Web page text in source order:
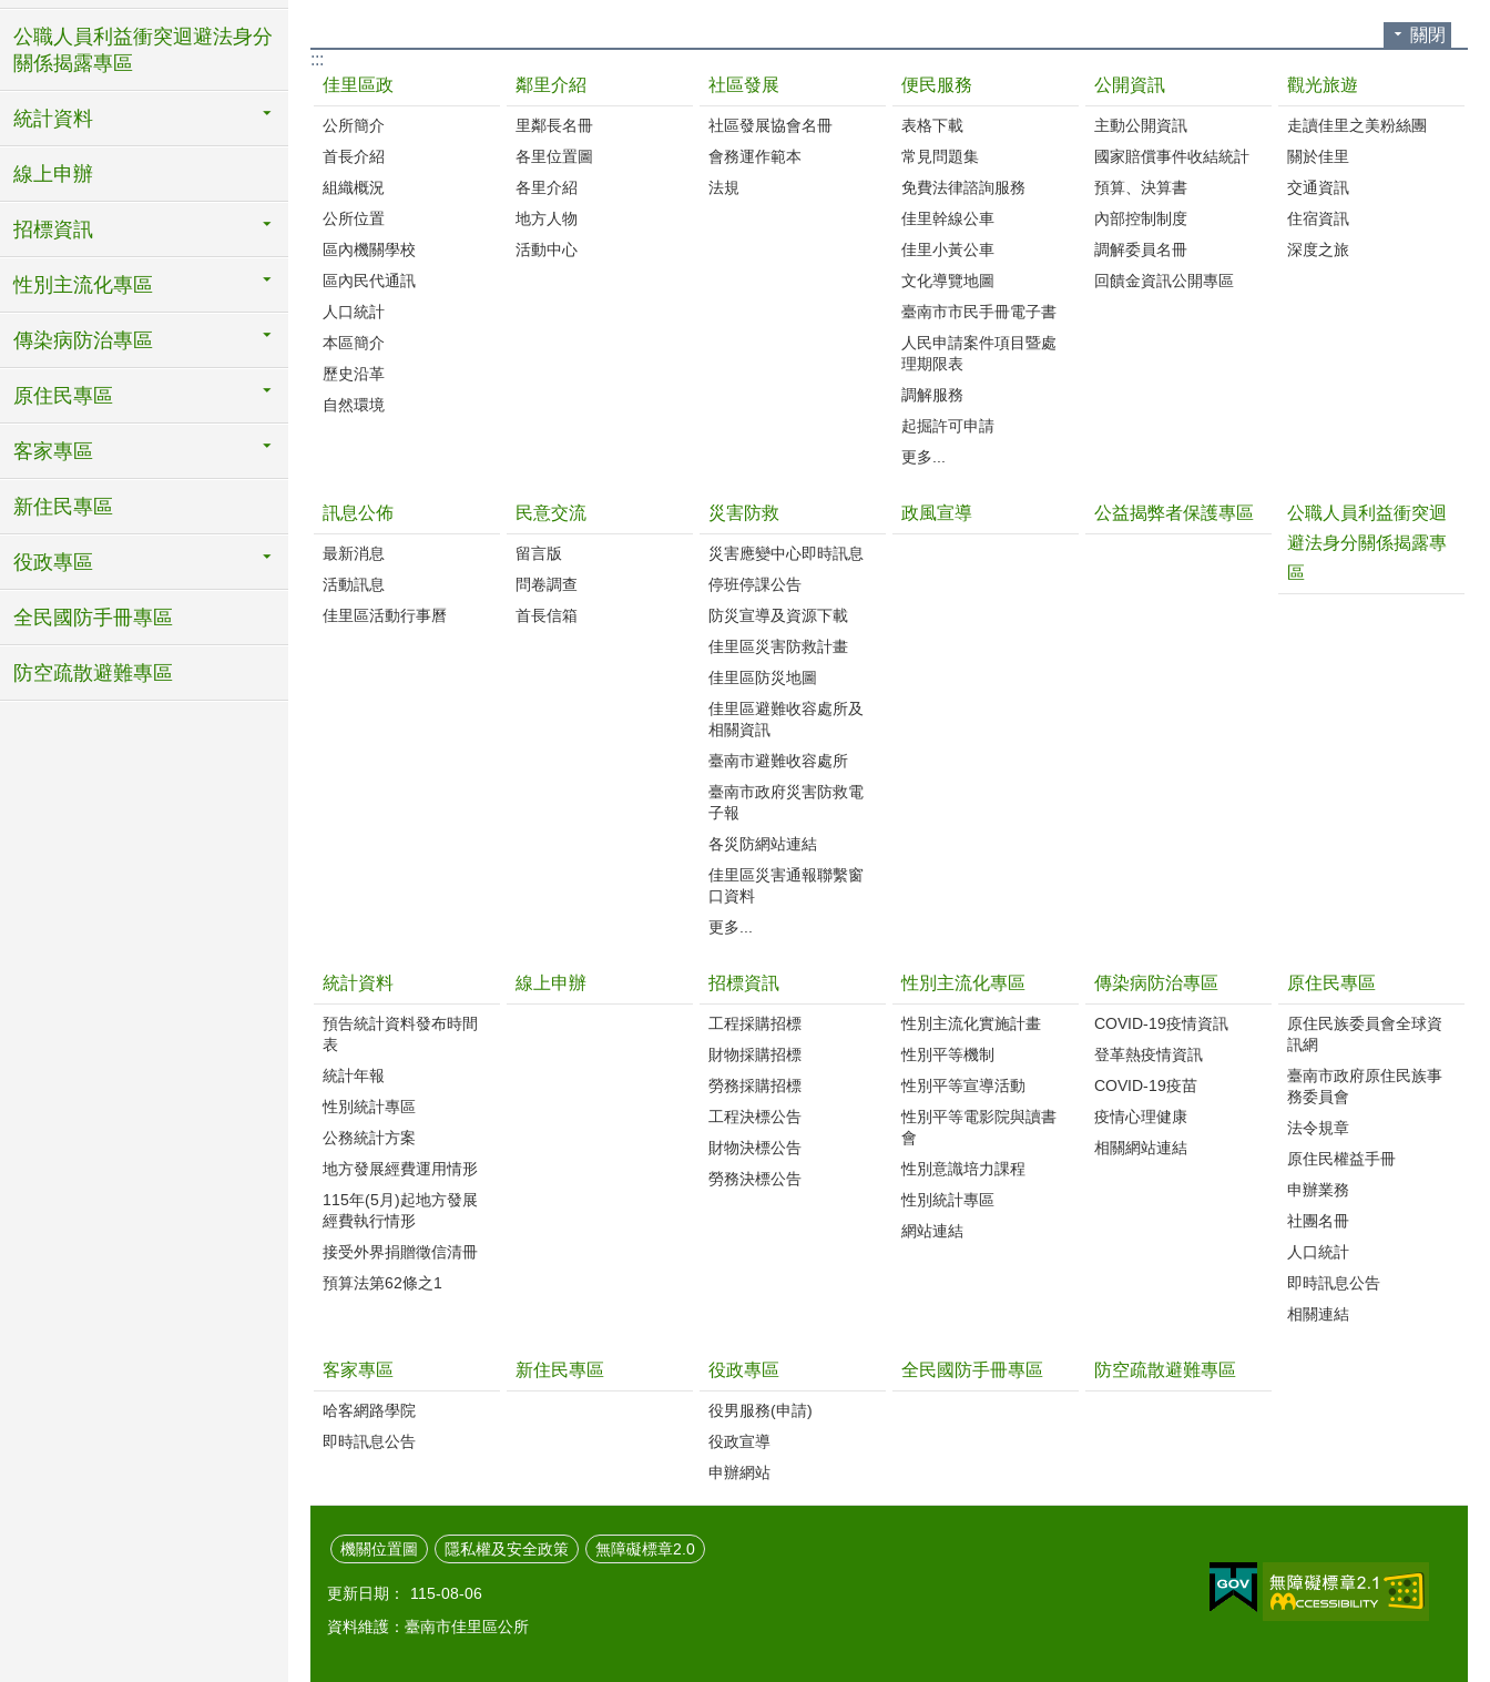
公職人員利益衝突迴避法身分
關係揭露專區
統計資料
線上申辦
招標資訊
性別主流化專區
傳染病防治專區
原住民專區
客家專區
新住民專區
役政專區
全民國防手冊專區
防空疏散避難專區
關閉
:::
佳里區政
公所簡介
首長介紹
組織概況
公所位置
區內機關學校
區內民代通訊
人口統計
本區簡介
歷史沿革
自然環境
鄰里介紹
里鄰長名冊
各里位置圖
各里介紹
地方人物
活動中心
社區發展
社區發展協會名冊
會務運作範本
法規
便民服務
表格下載
常見問題集
免費法律諮詢服務
佳里幹線公車
佳里小黃公車
文化導覽地圖
臺南市市民手冊電子書
人民申請案件項目暨處
理期限表
調解服務
起掘許可申請
更多...
公開資訊
主動公開資訊
國家賠償事件收結統計
預算、決算書
內部控制制度
調解委員名冊
回饋金資訊公開專區
觀光旅遊
走讀佳里之美粉絲團
關於佳里
交通資訊
住宿資訊
深度之旅
訊息公佈
最新消息
活動訊息
佳里區活動行事曆
民意交流
留言版
問卷調查
首長信箱
災害防救
災害應變中心即時訊息
停班停課公告
防災宣導及資源下載
佳里區災害防救計畫
佳里區防災地圖
佳里區避難收容處所及
相關資訊
臺南市避難收容處所
臺南市政府災害防救電
子報
各災防網站連結
佳里區災害通報聯繫窗
口資料
更多...
政風宣導 公益揭弊者保護專區
公職人員利益衝突迴
避法身分關係揭露專
區
統計資料
預告統計資料發布時間
表
統計年報
性別統計專區
公務統計方案
地方發展經費運用情形
115年(5月)起地方發展
經費執行情形
接受外界捐贈徵信清冊
預算法第62條之1
線上申辦 招標資訊
工程採購招標
財物採購招標
勞務採購招標
工程決標公告
財物決標公告
勞務決標公告
性別主流化專區
性別主流化實施計畫
性別平等機制
性別平等宣導活動
性別平等電影院與讀書
會
性別意識培力課程
性別統計專區
網站連結
傳染病防治專區
COVID-19疫情資訊
登革熱疫情資訊
COVID-19疫苗
疫情心理健康
相關網站連結
原住民專區
原住民族委員會全球資
訊網
臺南市政府原住民族事
務委員會
法令規章
原住民權益手冊
申辦業務
社團名冊
人口統計
即時訊息公告
相關連結
客家專區
哈客網路學院
即時訊息公告
新住民專區 役政專區
役男服務(申請)
役政宣導
申辦網站
全民國防手冊專區 防空疏散避難專區
機關位置圖 隱私權及安全政策 無障礙標章2.0
更新日期：
115-08-06
資料維護：臺南市佳里區公所